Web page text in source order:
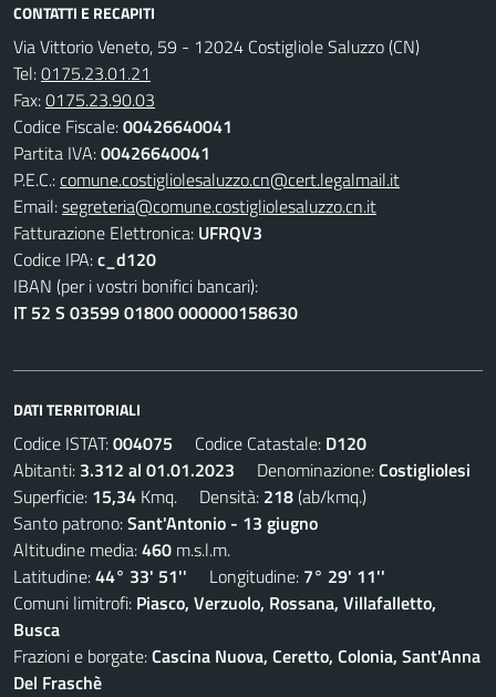
CONTATTI E RECAPITI
Via Vittorio Veneto, 59 - 12024 Costigliole Saluzzo (CN)
Tel:0175.23.01.21
Fax:0175.23.90.03
Codice Fiscale:00426640041
Partita IVA:00426640041
P.E.C.:comune.costigliolesaluzzo.cn@cert.legalmail.it
Email:segreteria@comune.costigliolesaluzzo.cn.it
Fatturazione Elettronica: UFRQV3
Codice IPA:c_d120
IBAN (per i vostri bonifici bancari):
IT 52 S 03599 01800 000000158630
DATI TERRITORIALI
Codice ISTAT:004075 Codice Catastale: D120
Abitanti: 3.312 al 01.01.2023 Denominazione:Costigliolesi
Superficie: 15,34 Kmq. Densità: 218(ab/kmq.)
Santo patrono:Sant'Antonio - 13 giugno
Altitudine media:460 m.s.l.m.
Latitudine:44° 33' 51'' Longitudine: 7° 29' 11''
Comuni limitrofi: Piasco, Verzuolo, Rossana, Villafalletto,
Busca
Frazioni e borgate:Cascina Nuova, Ceretto, Colonia, Sant'Anna
Del Fraschè